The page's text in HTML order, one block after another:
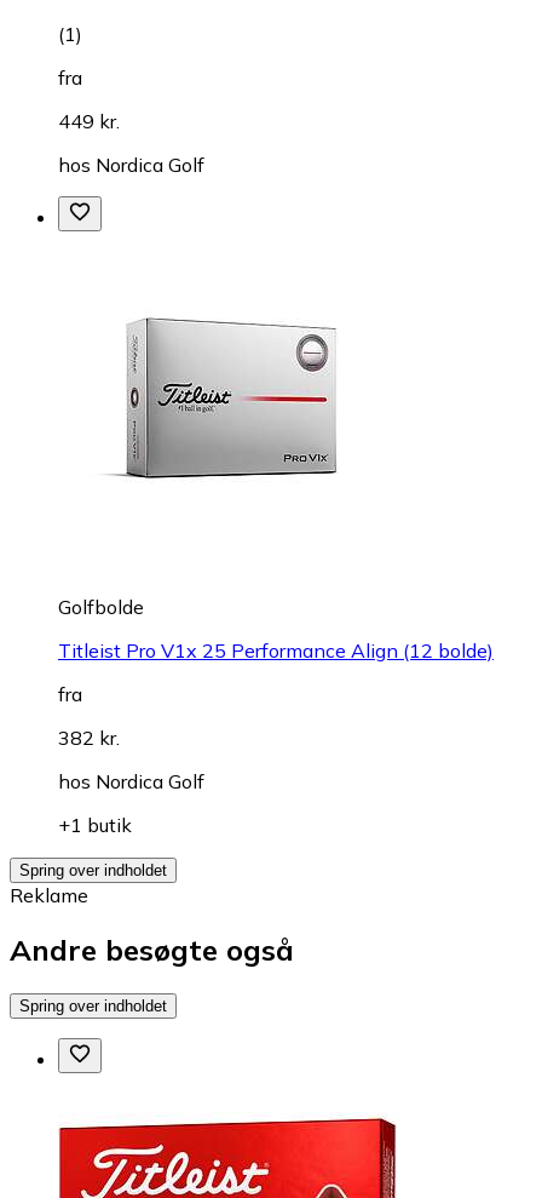
(1)
fra
449 kr.
hos Nordica Golf
Golfbolde
Titleist Pro V1x 25 Performance Align (12 bolde)
fra
382 kr.
hos Nordica Golf
+1 butik
Spring over indholdet
Reklame
Andre besøgte også
Spring over indholdet